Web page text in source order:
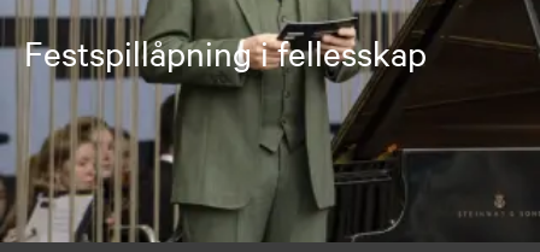
Festspillåpning i fellesskap